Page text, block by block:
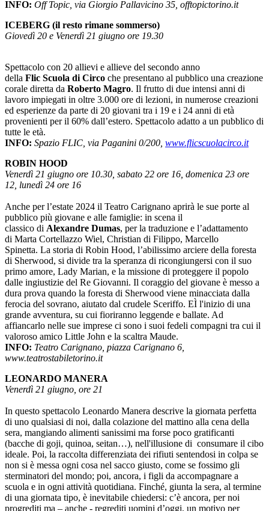
INFO: Off Topic, via Giorgio Pallavicino 35, offtopictorino.it
ICEBERG (il resto rimane sommerso)
Giovedì 20 e Venerdì 21 giugno ore 19.30
Spettacolo con 20 allievi e allieve del secondo anno
della Flic Scuola di Circo che presentano al pubblico una creazione
corale diretta da Roberto Magro. Il frutto di due intensi anni di
lavoro impiegati in oltre 3.000 ore di lezioni, in numerose creazioni
ed esperienze da parte di 20 giovani tra i 19 e i 24 anni di età
provenienti per il 60% dall’estero. Spettacolo adatto a un pubblico di
tutte le età.
INFO: Spazio FLIC, via Paganini 0/200, www.flicscuolacirco.it
ROBIN HOOD
Venerdì 21 giugno ore 10.30, sabato 22 ore 16, domenica 23 ore
12, lunedì 24 ore 16
Anche per l’estate 2024 il Teatro Carignano aprirà le sue porte al
pubblico più giovane e alle famiglie: in scena il
classico di Alexandre Dumas, per la traduzione e l’adattamento
di Marta Cortellazzo Wiel, Christian di Filippo, Marcello
Spinetta. La storia di Robin Hood, l’abilissimo arciere della foresta
di Sherwood, si divide tra la speranza di ricongiungersi con il suo
primo amore, Lady Marian, e la missione di proteggere il popolo
dalle ingiustizie del Re Giovanni. Il coraggio del giovane è messo a
dura prova quando la foresta di Sherwood viene minacciata dalla
ferocia del sovrano, aiutato dal crudele Sceriffo. EÌ l'inizio di una
grande avventura, su cui fioriranno leggende e ballate. Ad
affiancarlo nelle sue imprese ci sono i suoi fedeli compagni tra cui il
valoroso amico Little John e la scaltra Maude.
INFO: Teatro Carignano, piazza Carignano 6,
www.teatrostabiletorino.it
LEONARDO MANERA
Venerdì 21 giugno, ore 21
In questo spettacolo Leonardo Manera descrive la giornata perfetta
di uno qualsiasi di noi, dalla colazione del mattino alla cena della
sera, mangiando alimenti sanissimi ma forse poco gratificanti
(bacche di goji, quinoa, seitan…), nell'illusione di consumare il cibo
ideale. Poi, la raccolta differenziata dei rifiuti sentendosi in colpa se
non si è messa ogni cosa nel sacco giusto, come se fossimo gli
sterminatori del mondo; poi, ancora, i figli da accompagnare a
scuola e in ogni attività quotidiana. Finché, giunta la sera, al termine
di una giornata tipo, è inevitabile chiedersi: c’è ancora, per noi
progrediti ma – anche - regrediti uomini d’oggi, un motivo per